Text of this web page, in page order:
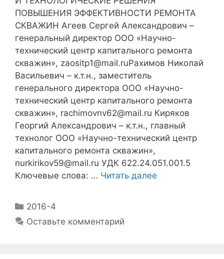
ПОВЫШЕНИЯ ЭФФЕКТИВНОСТИ РЕМОНТА
СКВАЖИН Агеев Сергей Александрович –
генеральный директор ООО «Научно-
технический центр капитального ремонта
скважин», zaositp1@mail.ruРахимов Николай
Васильевич – к.т.н., заместитель
генерального директора ООО «Научно-
технический центр капитального ремонта
скважин», rachimovnv62@mail.ru Киряков
Георгий Александрович – к.т.н., главный
технолог ООО «Научно-технический центр
капитального ремонта скважин»,
nurkirikov59@mail.ru УДК 622.24.051.001.5
Ключевые слова: … Читать далее
2016-4
Оставьте комментарий